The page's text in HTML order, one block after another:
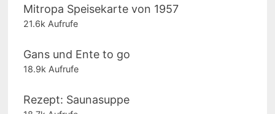
Mitropa Speisekarte von 1957
21.6k Aufrufe
Gans und Ente to go
18.9k Aufrufe
Rezept: Saunasuppe